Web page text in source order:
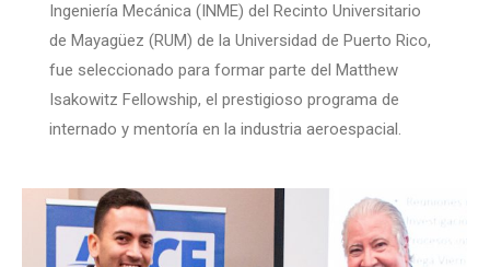
Ingeniería Mecánica (INME) del Recinto Universitario
de Mayagüez (RUM) de la Universidad de Puerto Rico,
fue seleccionado para formar parte del Matthew
Isakowitz Fellowship, el prestigioso programa de
internado y mentoría en la industria aeroespacial.